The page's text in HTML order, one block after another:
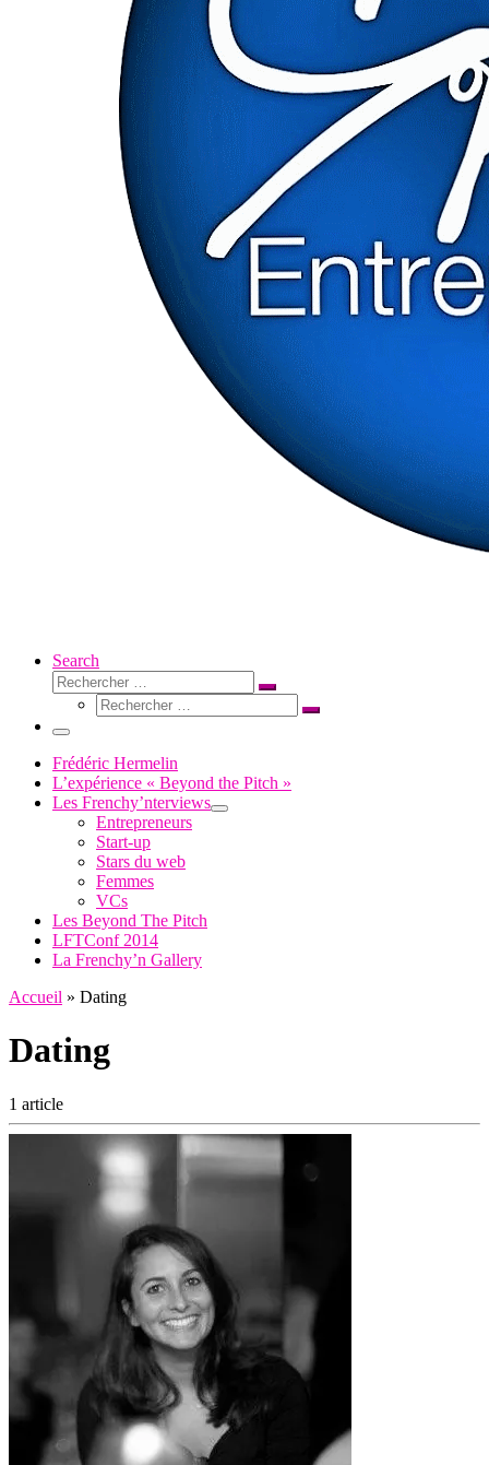
Search
Rechercher
Rechercher
Rechercher
Rechercher
Menu
Frédéric Hermelin
L’expérience « Beyond the Pitch »
Les Frenchy’nterviews
Entrepreneurs
Start-up
Stars du web
Femmes
VCs
Les Beyond The Pitch
LFTConf 2014
La Frenchy’n Gallery
Accueil » Dating
Dating
1 article